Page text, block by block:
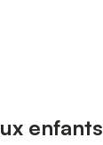
enfants